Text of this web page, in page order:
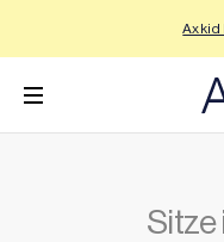
wechseln
Sitze